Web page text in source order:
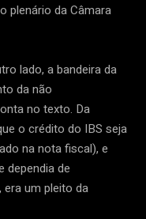
plenário da Câmara
lado, a bandeira da
da não
no texto. Da
o crédito do IBS seja
na nota fiscal), e
dependia de
um pleito da